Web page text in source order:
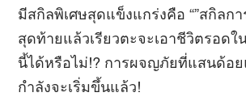
มีสกิลพิเศษสุดแข็งแกร่งคือ “”สกิลกา
สุดท้ายแล้วเรียวตะจะเอาชีวิตรอดใ
นี้ได้หรือไม่!? การผจญภัยที่แสนด้อย
กำลังจะเริ่มขึ้นแล้ว!